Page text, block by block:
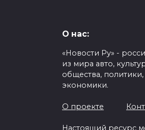
О нас:
«Новости Ру» -
из мира авто,
общества,
экономики.
О проекте
Настоящий ресурс